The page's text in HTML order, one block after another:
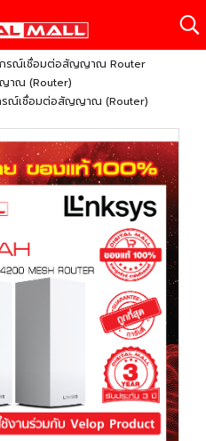
รณ์เชื่อมต่อสัญญาณ Router
าณ (Router)
รณ์เชื่อมต่อสัญญาณ (Router)